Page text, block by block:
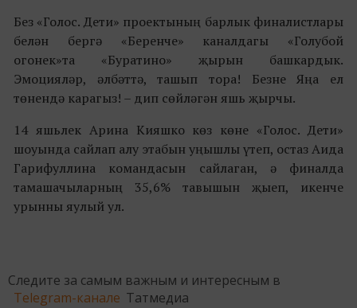
Без «Голос. Дети» проектының барлык финалистлары
белән бергә «Беренче» каналдагы «Голубой
огонек»та «Буратино» җырын башкардык.
Эмоцияләр, әлбәттә, ташып тора! Безне Яңа ел
төнендә карагыз! – дип сөйләгән яшь җырчы.
14 яшьлек Арина Кияшко көз көне «Голос. Дети»
шоуында сайлап алу этабын уңышлы үтеп, остаз Аида
Гарифуллина командасын сайлаган, ә финалда
тамашачыларның 35,6% тавышын җыеп, икенче
урынны яулый ул.
Следите за самым важным и интересным в
Telegram-канале Татмедиа